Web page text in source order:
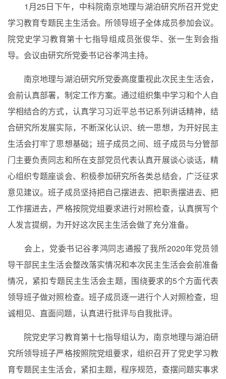
1月25日下午，中科院南京地理与湖泊研究所召开党史
学习教育专题民主生活会。所领导班子全体成员参加会议。
院党史学习教育第十七指导组成员张俊华、张一生到会指
导。会议由研究所党委书记谷孝鸿主持。
南京地理与湖泊研究所党委高度重视此次民主生活会，
会前认真部署，制定工作方案。通过组织集中学习和个人自
学相结合的方式，认真学习习近平总书记系列讲话精神，结
合研究所发展实际，不断深化认识、统一思想，为开好民主
生活会打牢了思想基础；班子成员之间、班子成员与分管部
门主要负责同志和所在支部党员代表认真开展谈心谈话，精
心组织专题座谈会、积极参加研究所各类总结会，广泛征求
意见建议。班子成员坚持把自己摆进去、把职责摆进去、把
工作摆进去，严格按院党组要求进行对照检查，认真撰写个
人发言提纲，为开好这次民主生活会做了充分准备。
会上，党委书记谷孝鸿同志通报了我所2020年党员领
导干部民主生活会整改落实情况和本次民主生活会会前准备
情况，紧扣专题民主生活会主题，围绕要求的5个方面代表
领导班子做对照检查。班子成员逐一进行个人对照检查，坦
诚相见、直面问题，认真进行批评与自我批评。
院党史学习教育第十七指导组认为，南京地理与湖泊研
究所领导班子严格按照院党组要求，组织召开了党史学习教
育专题民主生活会，紧扣主题，程序规范，查摆问题实事求